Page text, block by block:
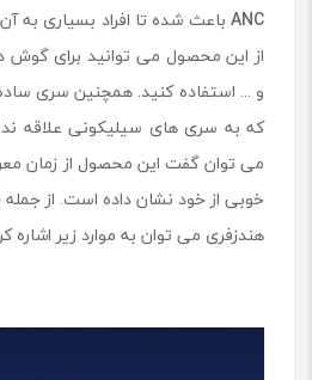
ANC باعث شده تا افراد بسیاری به
از این محصول می توانید برای گوش
و ... استفاده کنید. همچنین سری ساده
که به سری های سیلیکونی علاقه
می توان گفت این محصول از زمان
خوبی از خود نشان داده است. از
هندزفری می توان به موارد زیر اشاره